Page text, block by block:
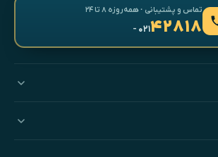
تماس و پشتیبانی · همه‌روزه ۸ تا ۲۴
۴۲۸۱۸- ۰۲۱